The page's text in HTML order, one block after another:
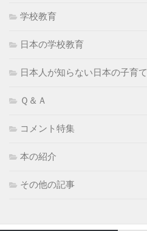
学校教育
日本の学校教育
日本人が知らない日本の子育て
Ｑ＆Ａ
コメント特集
本の紹介
その他の記事